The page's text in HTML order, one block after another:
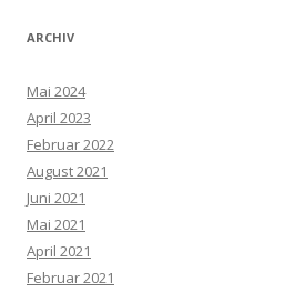
ARCHIV
Mai 2024
April 2023
Februar 2022
August 2021
Juni 2021
Mai 2021
April 2021
Februar 2021